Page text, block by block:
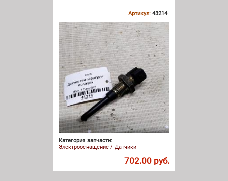
Артикул: 43214
Категория запчасти:
Электрооснащение / Датчики
702.00 руб.